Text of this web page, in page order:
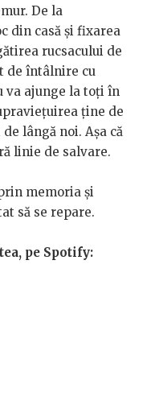
De la
din casă și fixarea
rucsacului de
de întâlnire cu
va ajunge la toți în
ține de
lângă noi. Așa că
linie de salvare.
memoria și
să se repare.
pe Spotify: